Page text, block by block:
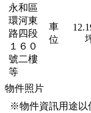
永和區
環河東
路四段
１６０
號二樓
等
車
位
物件照片
※物件資訊用途以